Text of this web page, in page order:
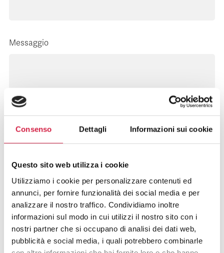
Consenso Dettagli Informazioni sui cookie
Questo sito web utilizza i cookie
Utilizziamo i cookie per personalizzare contenuti ed
annunci, per fornire funzionalità dei social media e per
analizzare il nostro traffico. Condividiamo inoltre
informazioni sul modo in cui utilizzi il nostro sito con i
nostri partner che si occupano di analisi dei dati web,
pubblicità e social media, i quali potrebbero combinarle
Messaggio
Inviando i miei dati attraverso questa pagina
confermo di aver letto e preso atto di quanto disposto
nell'informativa sulla privacy.
Esprimo il mio consenso per l’utilizzo dei dati per
finalità informativa e di marketing da parte del titolare
del trattamento dei dati.